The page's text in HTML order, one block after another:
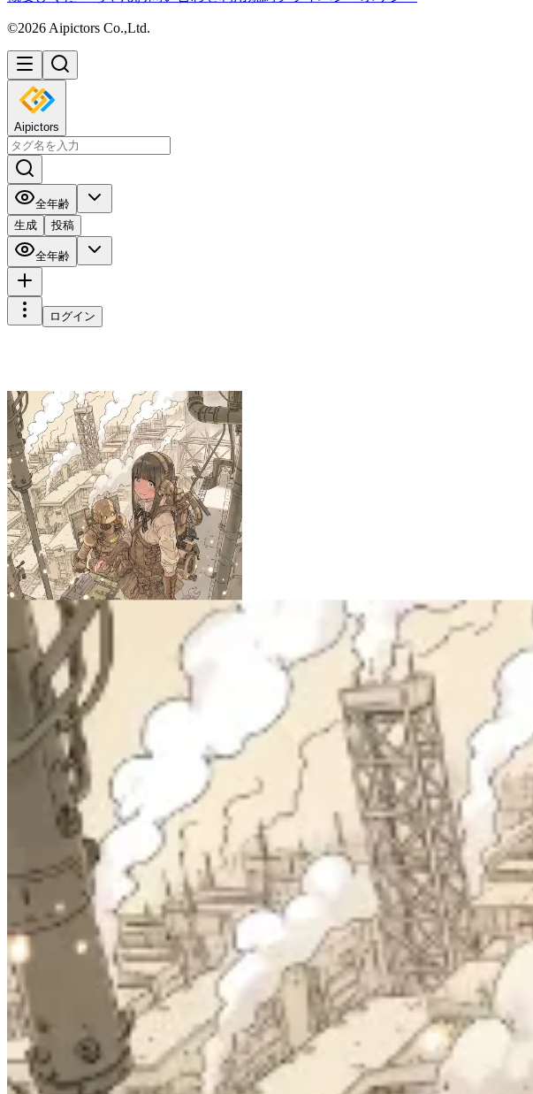
©2026 Aipictors Co.,Ltd.
Aipictors
全年齢
生成
投稿
全年齢
ログイン